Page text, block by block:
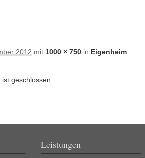
2012 mit 1000 × 750 in Eigenheim
geschlossen.
Leistungen